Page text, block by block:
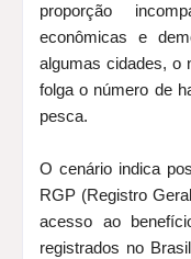
proporção
econômicas e
algumas cidades, o
folga o número de
pesca.
O cenário indica
RGP (Registro
acesso ao
registrados no